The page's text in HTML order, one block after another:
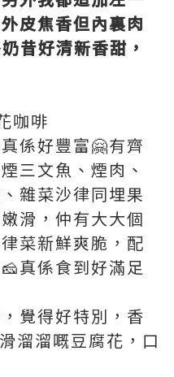
皮焦香但內裏肉
昔好清新香甜，
咖啡
係好豐富🤗有齊
三文魚、煙肉、
雜菜沙律同埋果
滑，仲有大大個
菜新鮮爽脆，配
真係食到好滿足
覺得好特別，香
溜溜嘅豆腐花，口